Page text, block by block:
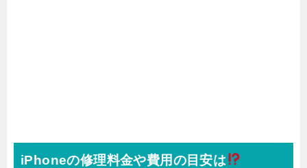
iPhoneの修理料金や費用の目安は